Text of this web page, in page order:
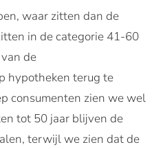
waar zitten dan de
in de categorie 41-60
de
hypotheken terug te
consumenten zien we wel
tot 50 jaar blijven de
terwijl we zien dat de